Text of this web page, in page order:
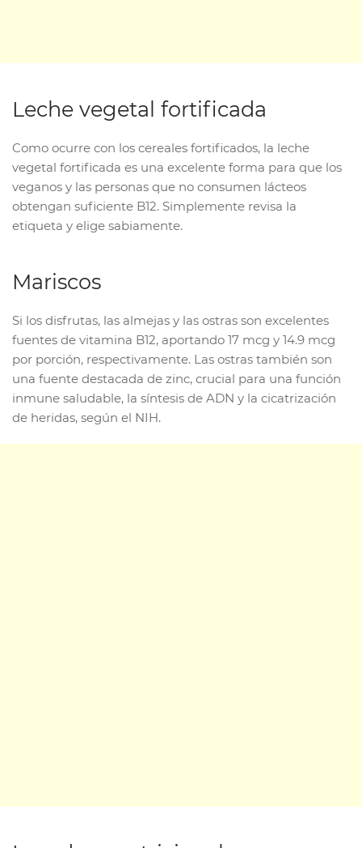
Leche vegetal fortificada
Como ocurre con los cereales fortificados, la leche
vegetal fortificada es una excelente forma para que los
veganos y las personas que no consumen lácteos
obtengan suficiente B12. Simplemente revisa la
etiqueta y elige sabiamente.
Mariscos
Si los disfrutas, las almejas y las ostras son excelentes
fuentes de vitamina B12, aportando 17 mcg y 14.9 mcg
por porción, respectivamente. Las ostras también son
una fuente destacada de zinc, crucial para una función
inmune saludable, la síntesis de ADN y la cicatrización
de heridas, según el NIH.